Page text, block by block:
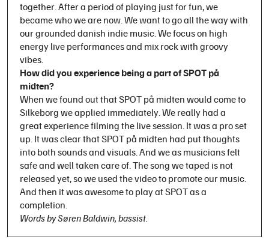
together. After a period of playing just for fun, we
became who we are now. We want to go all the way with
our grounded danish indie music. We focus on high
energy live performances and mix rock with groovy
vibes.
How did you experience being a part of SPOT på
midten?
When we found out that SPOT på midten would come to
Silkeborg we applied immediately. We really had a
great experience filming the live session. It was a pro set
up. It was clear that SPOT på midten had put thoughts
into both sounds and visuals. And we as musicians felt
safe and well taken care of. The song we taped is not
released yet, so we used the video to promote our music.
And then it was awesome to play at SPOT as a
completion.
Words by Søren Baldwin, bassist.